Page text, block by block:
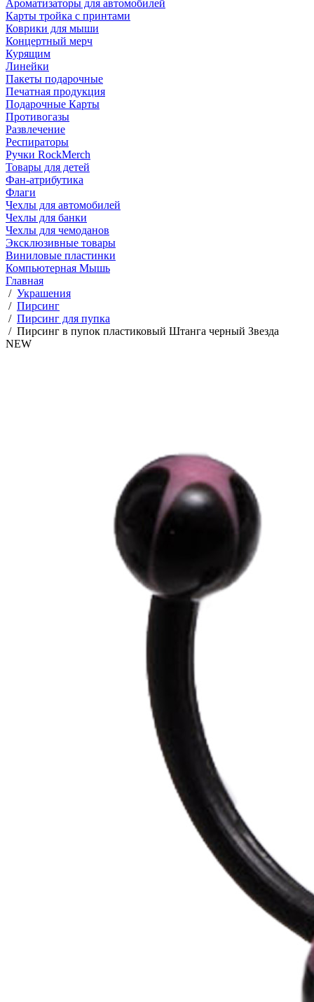
Ароматизаторы для автомобилей
Карты тройка с принтами
Коврики для мыши
Концертный мерч
Курящим
Линейки
Пакеты подарочные
Печатная продукция
Подарочные Карты
Противогазы
Развлечение
Респираторы
Ручки RockMerch
Товары для детей
Фан-атрибутика
Флаги
Чехлы для автомобилей
Чехлы для банки
Чехлы для чемоданов
Эксклюзивные товары
Виниловые пластинки
Компьютерная Мышь
Главная
/ Украшения
/ Пирсинг
/ Пирсинг для пупка
/ Пирсинг в пупок пластиковый Штанга черный Звезда
NEW